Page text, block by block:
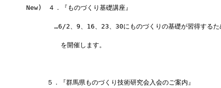
New)　４．『ものづくり基礎講座』
…6/2、9、16、23、30にものづくりの基礎が習得するた
を開催します。
５．『群馬県ものづくり技術研究会入会のご案内』